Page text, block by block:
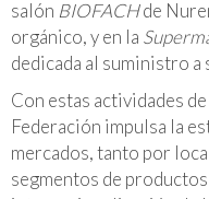
salón BIOFACHde
orgánico, y en la
dedicada al suministro a
Con estas actividades
Federación impulsa la
mercados, tanto por
segmentos de